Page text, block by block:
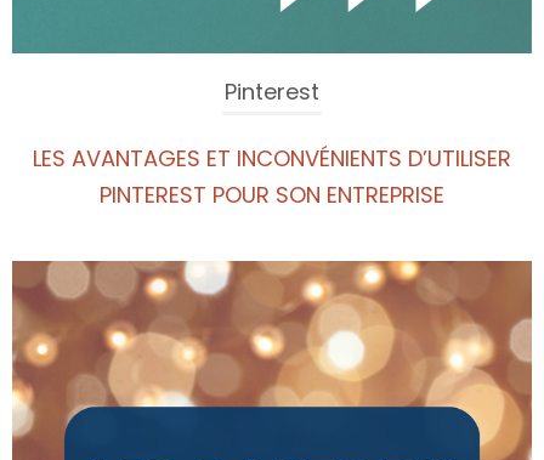
Pinterest
LES AVANTAGES ET INCONVÉNIENTS D’UTILISER
PINTEREST POUR SON ENTREPRISE